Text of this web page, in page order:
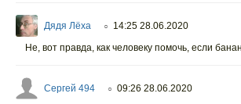
Дядя Лёха ○ 14:25 28.06.2020
Не, вот правда, как человеку помочь, если
Сергей 494 ○ 09:26 28.06.2020